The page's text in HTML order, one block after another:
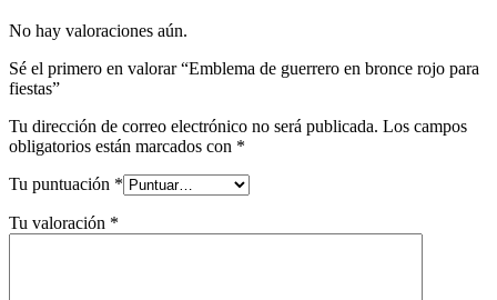
No hay valoraciones aún.
Sé el primero en valorar “Emblema de guerrero en bronce rojo para
fiestas”
Tu dirección de correo electrónico no será publicada. Los campos
obligatorios están marcados con *
Tu puntuación *
Tu valoración *